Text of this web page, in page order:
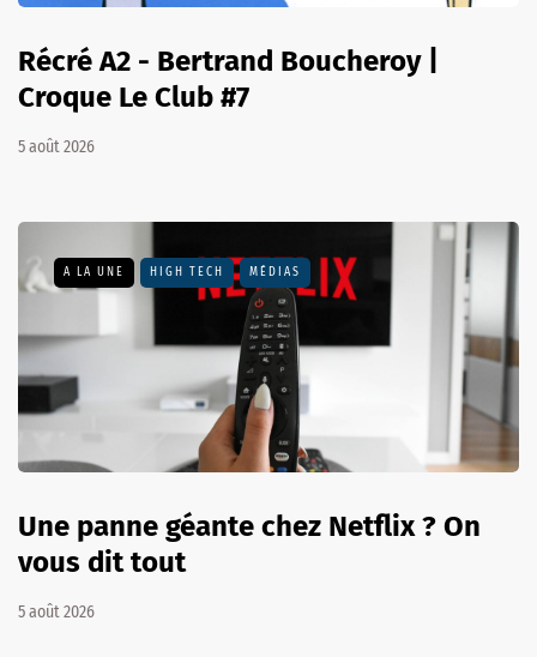
Récré A2 - Bertrand Boucheroy |
Croque Le Club #7
5 août 2026
A LA UNE HIGH TECH MÉDIAS
Une panne géante chez Netflix ? On
vous dit tout
5 août 2026